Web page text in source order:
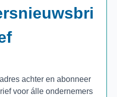
achter en abonneer
voor álle ondernemers